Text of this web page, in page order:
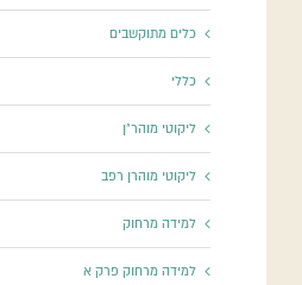
כלים מתוקשבים
כללי
ליקוטי מוהר"ן
ליקוטי מוהרן רפב
למידה מרחוק
למידה מרחוק פרק א